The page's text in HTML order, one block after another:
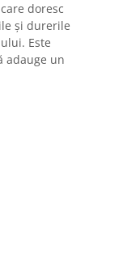
doresc
și durerile
Este
adauge un